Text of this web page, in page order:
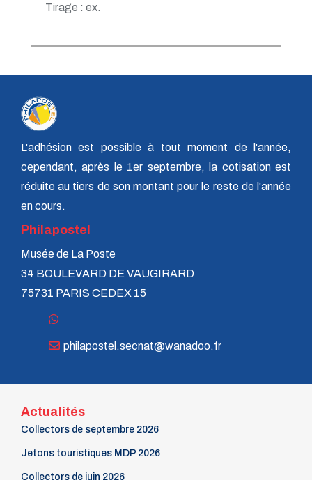
Tirage : ex.
L'adhésion est possible à tout moment de l'année,
cependant, après le 1er septembre, la cotisation est
réduite au tiers de son montant pour le reste de l'année
en cours.
Philapostel
Musée de La Poste
34 BOULEVARD DE VAUGIRARD
75731 PARIS CEDEX 15
philapostel.secnat@wanadoo.fr
Actualités
Collectors de septembre 2026
Jetons touristiques MDP 2026
Collectors de juin 2026